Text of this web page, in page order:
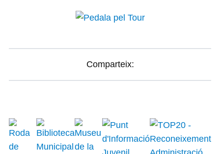
Comparteix: